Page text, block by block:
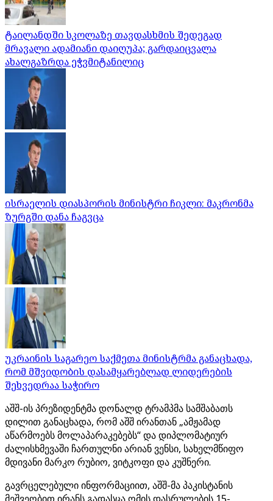
ტაილანდში სკოლაზე თავდასხმის შედეგად
მრავალი ადამიანი დაიღუპა; გარდაიცვალა
ახალგაზრდა ეჭვმიტანილიც
ისრაელის დიასპორის მინისტრი ჩიკლი: მაკრონმა
ზურგში დანა ჩაგვცა
უკრაინის საგარეო საქმეთა მინისტრმა განაცხადა,
რომ მშვიდობის დასამყარებლად ლიდერების
შეხვედრაა საჭირო
აშშ-ის პრეზიდენტმა დონალდ ტრამპმა სამშაბათს
დილით განაცხადა, რომ აშშ ირანთან „ამჟამად
აწარმოებს მოლაპარაკებებს“ და დიპლომატიურ
ძალისხმევაში ჩართულნი არიან ვენსი, სახელმწიფო
მდივანი მარკო რუბიო, ვიტკოფი და კუშნერი.
გავრცელებული ინფორმაციით, აშშ-მა პაკისტანის